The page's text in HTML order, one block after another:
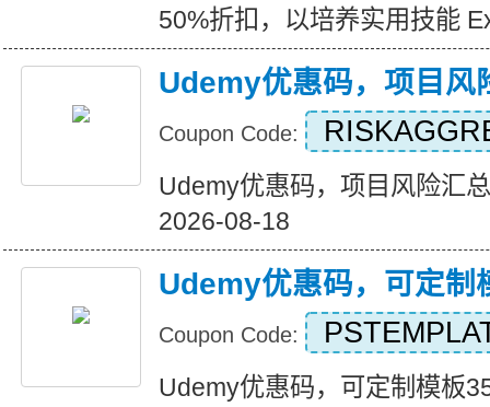
50%折扣，以培养实用技能
Udemy优惠码，项目风
Coupon Code:
Udemy优惠码，项目风险汇
2026-08-18
Udemy优惠码，可定制
Coupon Code:
Udemy优惠码，可定制模板